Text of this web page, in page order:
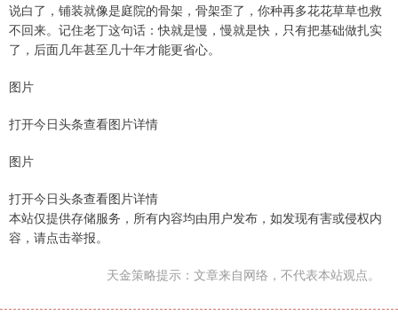
说白了，铺装就像是庭院的骨架，骨架歪了，你种再多花花草草也救
不回来。记住老丁这句话：快就是慢，慢就是快，只有把基础做扎实
了，后面几年甚至几十年才能更省心。
图片
打开今日头条查看图片详情
图片
打开今日头条查看图片详情
本站仅提供存储服务，所有内容均由用户发布，如发现有害或侵权内
容，请点击举报。
天金策略提示：文章来自网络，不代表本站观点。